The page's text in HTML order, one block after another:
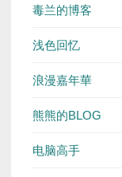
毒兰的博客
浅色回忆
浪漫嘉年華
熊熊的BLOG
电脑高手